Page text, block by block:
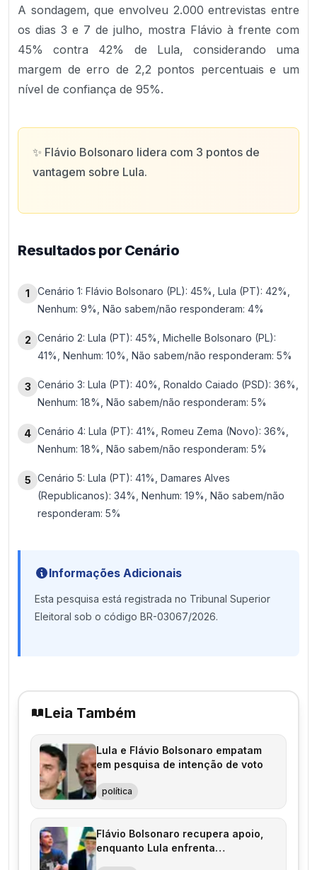
A sondagem, que envolveu 2.000 entrevistas entre
os dias 3 e 7 de julho, mostra Flávio à frente com
45% contra 42% de Lula, considerando uma
margem de erro de 2,2 pontos percentuais e um
nível de confiança de 95%.
✨ Flávio Bolsonaro lidera com 3 pontos de
vantagem sobre Lula.
Resultados por Cenário
1
Cenário 1: Flávio Bolsonaro (PL): 45%, Lula (PT): 42%,
Nenhum: 9%, Não sabem/não responderam: 4%
2 Cenário 2: Lula (PT): 45%, Michelle Bolsonaro (PL):
41%, Nenhum: 10%, Não sabem/não responderam: 5%
3 Cenário 3: Lula (PT): 40%, Ronaldo Caiado (PSD): 36%,
Nenhum: 18%, Não sabem/não responderam: 5%
4 Cenário 4: Lula (PT): 41%, Romeu Zema (Novo): 36%,
Nenhum: 18%, Não sabem/não responderam: 5%
5 Cenário 5: Lula (PT): 41%, Damares Alves
(Republicanos): 34%, Nenhum: 19%, Não sabem/não
responderam: 5%
Informações Adicionais
Esta pesquisa está registrada no Tribunal Superior
Eleitoral sob o código BR-03067/2026.
Leia Também
Lula e Flávio Bolsonaro empatam
em pesquisa de intenção de voto
política
Flávio Bolsonaro recupera apoio,
enquanto Lula enfrenta